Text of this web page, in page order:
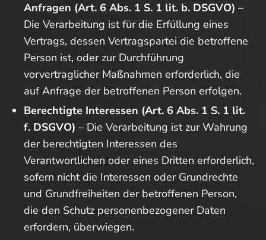
Anfragen (Art. 6 Abs. 1 S. 1 lit. b. DSGVO) –
Die Verarbeitung ist für die Erfüllung eines
Vertrags, dessen Vertragspartei die betroffene
Person ist, oder zur Durchführung
vorvertraglicher Maßnahmen erforderlich, die
auf Anfrage der betroffenen Person erfolgen.
Berechtigte Interessen (Art. 6 Abs. 1 S. 1 lit.
f. DSGVO) – Die Verarbeitung ist zur Wahrung
der berechtigten Interessen des
Verantwortlichen oder eines Dritten erforderlich,
sofern nicht die Interessen oder Grundrechte
und Grundfreiheiten der betroffenen Person,
die den Schutz personenbezogener Daten
erfordern, überwiegen.